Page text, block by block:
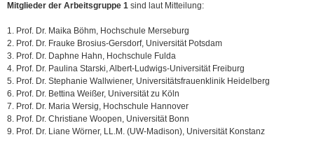
Mitglieder der Arbeitsgruppe 1 sind laut Mitteilung:
1. Prof. Dr. Maika Böhm, Hochschule Merseburg
2. Prof. Dr. Frauke Brosius-Gersdorf, Universität Potsdam
3. Prof. Dr. Daphne Hahn, Hochschule Fulda
4. Prof. Dr. Paulina Starski, Albert-Ludwigs-Universität Freiburg
5. Prof. Dr. Stephanie Wallwiener, Universitätsfrauenklinik Heidelberg
6. Prof. Dr. Bettina Weißer, Universität zu Köln
7. Prof. Dr. Maria Wersig, Hochschule Hannover
8. Prof. Dr. Christiane Woopen, Universität Bonn
9. Prof. Dr. Liane Wörner, LL.M. (UW-Madison), Universität Konstanz